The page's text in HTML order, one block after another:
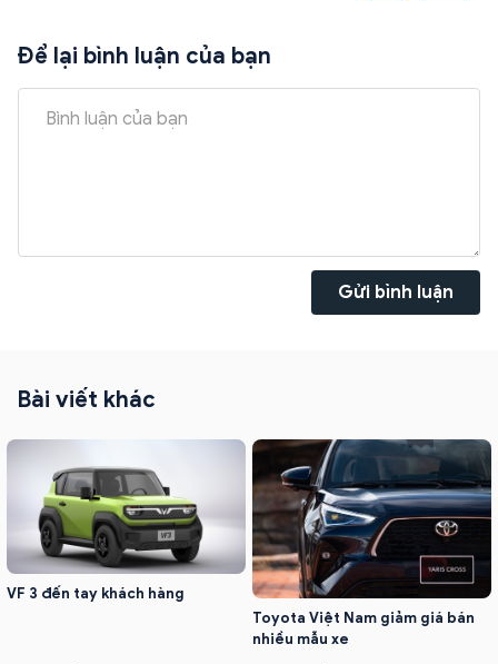
Để lại bình luận của bạn
Gửi bình luận
Bài viết khác
VF 3 đến tay khách hàng
Toyota Việt Nam giảm giá bán
nhiều mẫu xe